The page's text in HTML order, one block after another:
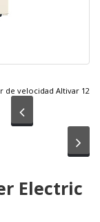
de velocidad Altivar 12
Anterior
Electric